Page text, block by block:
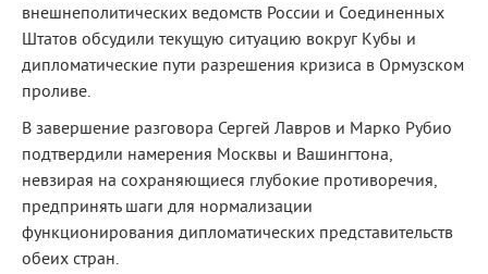
внешнеполитических ведомств России и Соединенных
Штатов обсудили текущую ситуацию вокруг Кубы и
дипломатические пути разрешения кризиса в Ормузском
проливе.
В завершение разговора Сергей Лавров и Марко Рубио
подтвердили намерения Москвы и Вашингтона,
невзирая на сохраняющиеся глубокие противоречия,
предпринять шаги для нормализации
функционирования дипломатических представительств
обеих стран.